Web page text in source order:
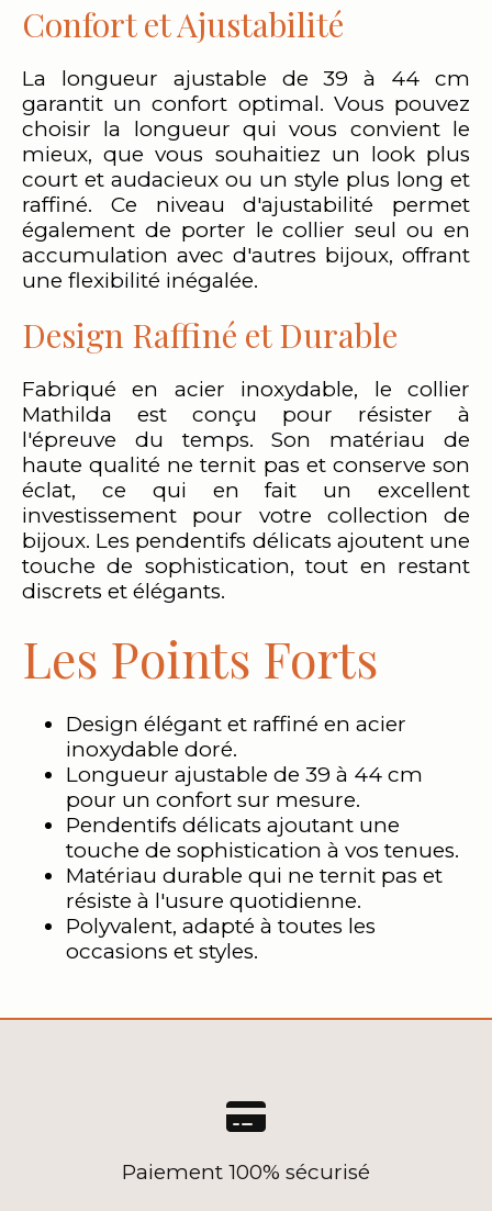
Confort et Ajustabilité
La longueur ajustable de 39 à 44 cm
garantit un confort optimal. Vous pouvez
choisir la longueur qui vous convient le
mieux, que vous souhaitiez un look plus
court et audacieux ou un style plus long et
raffiné. Ce niveau d'ajustabilité permet
également de porter le collier seul ou en
accumulation avec d'autres bijoux, offrant
une flexibilité inégalée.
Design Raffiné et Durable
Fabriqué en acier inoxydable, le collier
Mathilda est conçu pour résister à
l'épreuve du temps. Son matériau de
haute qualité ne ternit pas et conserve son
éclat, ce qui en fait un excellent
investissement pour votre collection de
bijoux. Les pendentifs délicats ajoutent une
touche de sophistication, tout en restant
discrets et élégants.
Les Points Forts
Design élégant et raffiné en acier
inoxydable doré.
Longueur ajustable de 39 à 44 cm
pour un confort sur mesure.
Pendentifs délicats ajoutant une
touche de sophistication à vos tenues.
Matériau durable qui ne ternit pas et
résiste à l'usure quotidienne.
Polyvalent, adapté à toutes les
occasions et styles.

Paiement 100% sécurisé